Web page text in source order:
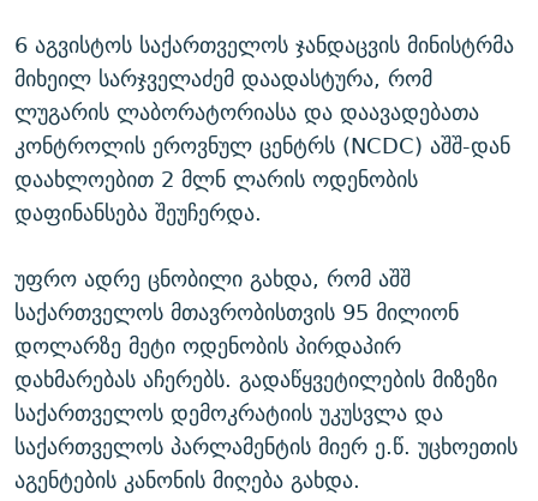
6 აგვისტოს საქართველოს ჯანდაცვის მინისტრმა
მიხეილ სარჯველაძემ დაადასტურა, რომ
ლუგარის ლაბორატორიასა და დაავადებათა
კონტროლის ეროვნულ ცენტრს (NCDC) აშშ-დან
დაახლოებით 2 მლნ ლარის ოდენობის
დაფინანსება შეუჩერდა.
უფრო ადრე ცნობილი გახდა, რომ აშშ
საქართველოს მთავრობისთვის 95 მილიონ
დოლარზე მეტი ოდენობის პირდაპირ
დახმარებას აჩერებს. გადაწყვეტილების მიზეზი
საქართველოს დემოკრატიის უკუსვლა და
საქართველოს პარლამენტის მიერ ე.წ. უცხოეთის
აგენტების კანონის მიღება გახდა.